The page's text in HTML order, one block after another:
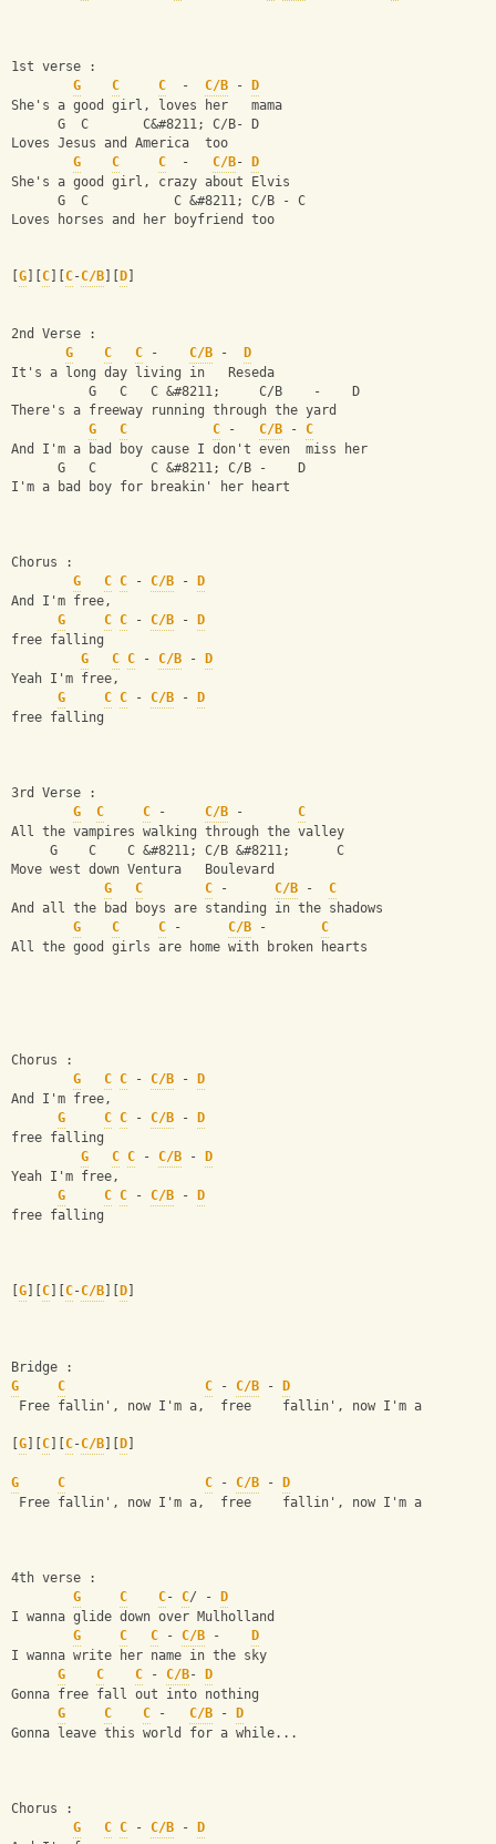
1st verse :
G
C C
  -
C/B -
D
She's a good girl, loves her   mama
      G  C       C&#8211; C/B- D
Loves Jesus and America  too
G
C C
  -
C/B-
D
She's a good girl, crazy about Elvis
      G  C           C &#8211; C/B - C
Loves horses and her boyfriend too
G C C-C/B D
2nd Verse :
G
C C - C/B -
D
It's a long day living in   Reseda
          G   C   C &#8211;     C/B    -    D
There's a freeway running through the yard
G
C C - C/B - C
And I'm a bad boy cause I don't even  miss her
      G   C       C &#8211; C/B -    D
I'm a bad boy for breakin' her heart
Chorus :
G
C C - C/B -
D
And I'm free,
G
C C - C/B -
D
free falling
G
C C - C/B -
D
Yeah I'm free,
G
C C - C/B -
D
free falling
3rd Verse :
G
C C - C/B - C
All the vampires walking through the valley
     G    C    C &#8211; C/B &#8211;      C
Move west down Ventura   Boulevard
G
C C - C/B - C
And all the bad boys are standing in the shadows
G
C C - C/B - C
All the good girls are home with broken hearts
Chorus :
G
C C - C/B -
D
And I'm free,
G
C C - C/B -
D
free falling
G
C C - C/B -
D
Yeah I'm free,
G
C C - C/B -
D
free falling
G C C-C/B D
Bridge :
G
C C - C/B -
D
Free fallin', now I'm a,  free    fallin', now I'm a
G C C-C/B D
G C C - C/B -
D
Free fallin', now I'm a,  free    fallin', now I'm a
4th verse :
G
C C- C/ -
D
I wanna glide down over Mulholland
G
C C - C/B -
D
I wanna write her name in the sky
G
C C - C/B-
D
Gonna free fall out into nothing
G
C C - C/B -
D
Gonna leave this world for a while...
Chorus :
G
C C - C/B -
D